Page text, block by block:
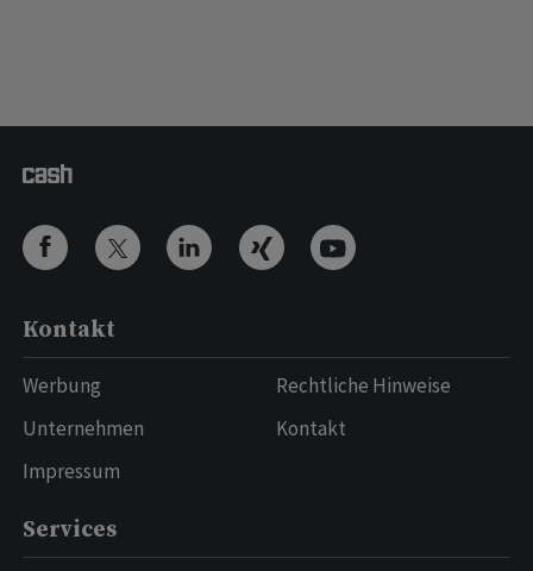
Kontakt
Werbung
Unternehmen
Impressum
Rechtliche Hinweise
Kontakt
Services